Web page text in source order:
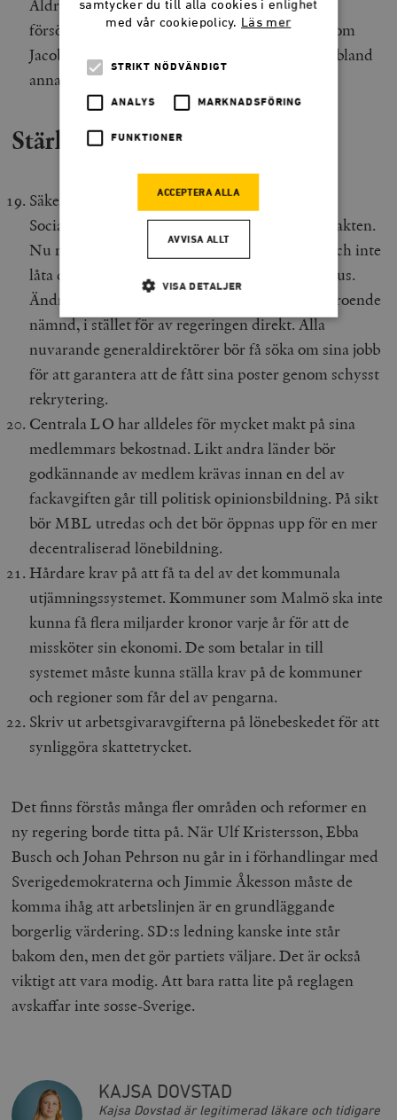
Äldreförsörjningsstödet bör sänkas till
försörjningsstödets nivåer. Timbros chefsekonom
Jacob Lundberg har skrivit mer om pensioner, bland
annat
här,här
Stärk den liberala demokratin
Säkerställ rättssäker utnämningsmakt.
Socialdemokraternamissbrukarutnämningsmakten.
Nu måste borgerligheten sätta punkt för det, och inte
låta de kommande regeringsåren bara bli en paus.
Ändra lagen så att utnämningar görs av en oberoende
nämnd, i stället för av regeringen direkt. Alla
nuvarande generaldirektörer bör få söka om sina jobb
för att garantera att de fått sina poster genom schysst
rekrytering.
Centrala LO har alldeles för mycket makt på sina
medlemmars bekostnad. Likt andra länder bör
godkännande av medlem krävas innan en del av
fackavgiften går till politisk opinionsbildning. På sikt
bör MBL utredas och det bör öppnas upp för en mer
decentraliserad lönebildning.
Hårdare krav på att få ta del av det kommunala
utjämningssystemet. Kommuner som Malmö ska inte
kunna få flera miljarder kronor varje år för att de
missköter sin ekonomi. De som betalar in till
systemet måste kunna ställa krav på de kommuner
och regioner som får del av pengarna.
Skriv ut arbetsgivaravgifterna på lönebeskedet för att
synliggöra skattetrycket.
Det finns förstås många fler områden och reformer en
ny regering borde titta på. När Ulf Kristersson, Ebba
Busch och Johan Pehrson nu går in i förhandlingar med
Sverigedemokraterna och Jimmie Åkesson måste de
komma ihåg att arbetslinjen är en grundläggande
borgerlig värdering. SD:s ledning kanske inte står
bakom den, men det gör partiets väljare. Det är också
viktigt att vara modig. Att bara ratta lite på reglagen
avskaffar inte sosse-Sverige.
KAJSA DOVSTAD
Kajsa Dovstad är legitimerad läkare och tidigare
samtycker du till alla cookies i enlighet
med vår cookiepolicy. Läs mer
STRIKT NÖDVÄNDIGT
ANALYS MARKNADSFÖRING
FUNKTIONER
ACCEPTERA ALLA
AVVISA ALLT
VISA DETALJER
Strikt nödvändigt Analys
Marknadsföring Funktioner
Strikt nödvändiga kakor tillåter
kärnwebbplatsfunktioner som användarinloggning
ordentligt utan strikt nödvändiga cookies.
Leverantör
/ Domän
woocommerce_cart_hash
Automattic
Inc.
_hjFirstSeen
.timbro.se
timbro.se
{32}
__cf_bm
Cloudflare
.myfonts.net
_hjAbsoluteSessionInProgress
.timbro.se